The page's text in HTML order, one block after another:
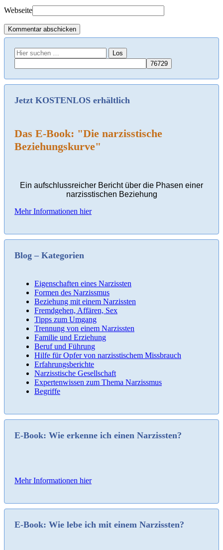
Webseite
Suche
nach:
Jetzt KOSTENLOS erhältlich
Das E-Book: "Die narzisstische
Beziehungskurve"
Ein aufschlussreicher Bericht über die Phasen einer
narzisstischen Beziehung
Mehr Informationen hier
Blog – Kategorien
Eigenschaften eines Narzissten
Formen des Narzissmus
Beziehung mit einem Narzissten
Fremdgehen, Affären, Sex
Tipps zum Umgang
Trennung von einem Narzissten
Familie und Erziehung
Beruf und Führung
Hilfe für Opfer von narzisstischem Missbrauch
Erfahrungsberichte
Narzisstische Gesellschaft
Expertenwissen zum Thema Narzissmus
Begriffe
E-Book: Wie erkenne ich einen Narzissten?
Mehr Informationen hier
E-Book: Wie lebe ich mit einem Narzissten?